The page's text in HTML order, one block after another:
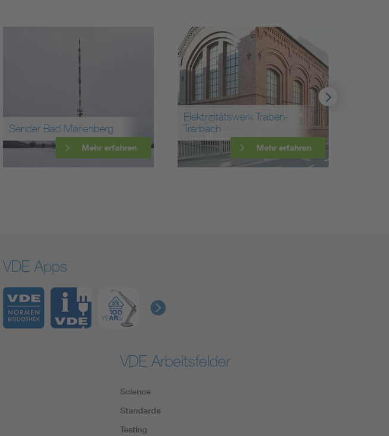
Sender Bad Marienberg
Mehr erfahren
Elektrizitätswerk Traben-
Trarbach
Mehr erfahren
VDE Apps
VDE Arbeitsfelder
Science
Standards
Testing